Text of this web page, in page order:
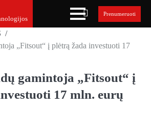
Prenumeruoti
„Fitsout“ į plėtrą žada investuoti 17
gamintoja „Fitsout“ į
17 mln. eurų